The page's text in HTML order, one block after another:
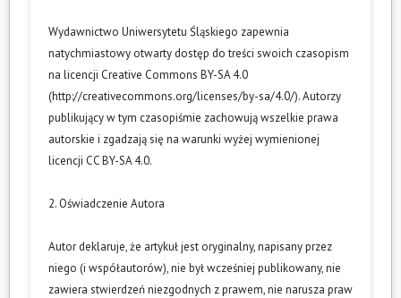
Wydawnictwo Uniwersytetu Śląskiego zapewnia
natychmiastowy otwarty dostęp do treści swoich czasopism
na licencji Creative Commons BY-SA 4.0
(http://creativecommons.org/licenses/by-sa/4.0/). Autorzy
publikujący w tym czasopiśmie zachowują wszelkie prawa
autorskie i zgadzają się na warunki wyżej wymienionej
licencji CC BY-SA 4.0.
2. Oświadczenie Autora
Autor deklaruje, że artykuł jest oryginalny, napisany przez
niego (i współautorów), nie był wcześniej publikowany, nie
zawiera stwierdzeń niezgodnych z prawem, nie narusza praw